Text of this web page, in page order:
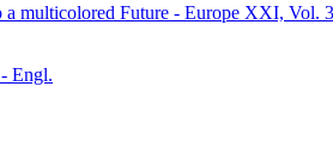
multicolored Future - Europe XXI, Vol.
Engl.